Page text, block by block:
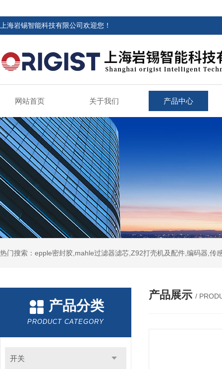
上海岩锡智能科技有限公司欢迎您！
网站首页 关于我们 产品中心
热门搜索：epple密封胶,mahle过滤器滤芯,Z92打壳机及配件,编码器,传
产品分类
PRODUCT CATEGORY
开关
产品展示 /